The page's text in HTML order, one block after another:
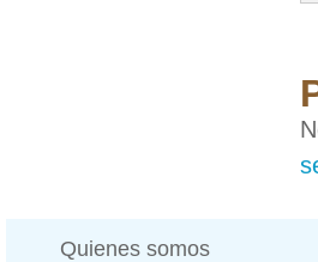
Quienes somos